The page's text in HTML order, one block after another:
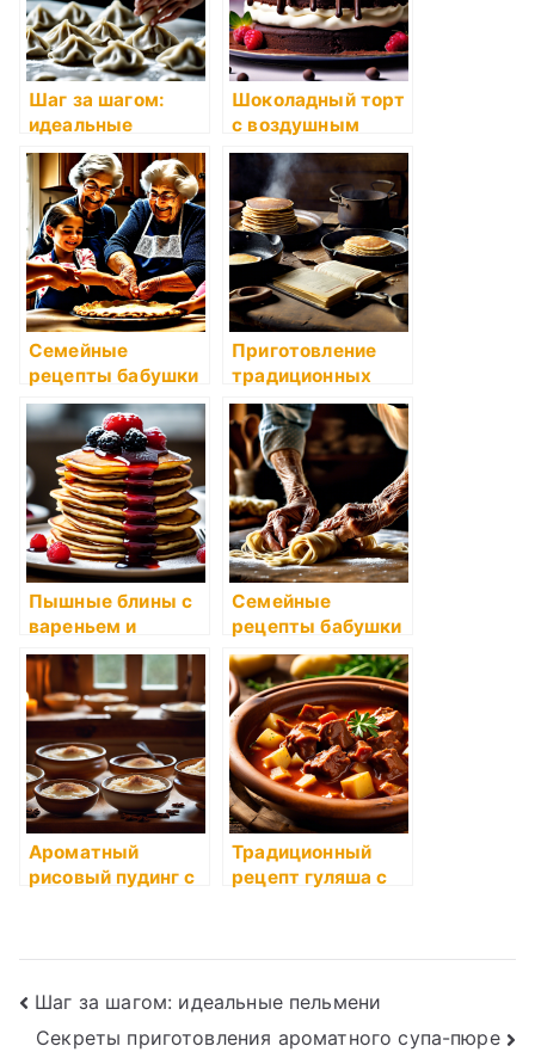
Шаг за шагом:
идеальные
пельмени
Шоколадный торт
с воздушным
кремом и ягодами
Семейные
рецепты бабушки
Розы: вкусное
наследие,
которым нужно
поделиться
Приготовление
традиционных
блинчиков
Пышные блины с
вареньем и
сливочным
маслом
Семейные
рецепты бабушки
Розы
Ароматный
рисовый пудинг с
Традиционный
рецепт гуляша с
Навигация
Шаг за шагом: идеальные пельмени
Секреты приготовления ароматного супа-пюре